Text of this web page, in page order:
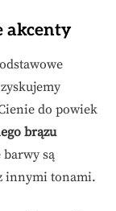
akcenty
do powiek
brązu
barwy są
innymi tonami.